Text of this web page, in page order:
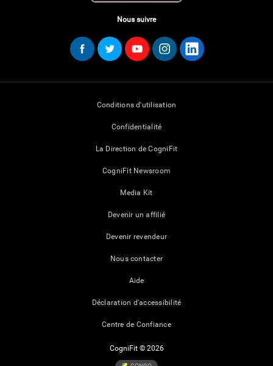
Nous suivre
Conditions d'utilisation
Confidentialité
La Direction de CogniFit
CogniFit Newsroom
Media Kit
Devenir un affilié
Devenir revendeur
Nous contacter
Aide
Déclaration d'accessibilité
Centre de Confiance
CogniFit © 2026